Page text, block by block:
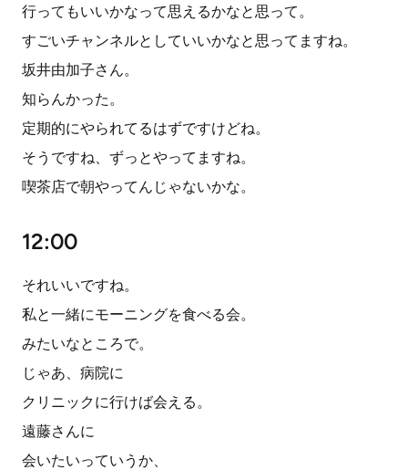
行ってもいいかなって思えるかなと思って。
すごいチャンネルとしていいかなと思ってますね。
坂井由加子さん。
知らんかった。
定期的にやられてるはずですけどね。
そうですね、ずっとやってますね。
喫茶店で朝やってんじゃないかな。
12:00
それいいですね。
私と一緒にモーニングを食べる会。
みたいなところで。
じゃあ、病院に
クリニックに行けば会える。
遠藤さんに
会いたいっていうか、